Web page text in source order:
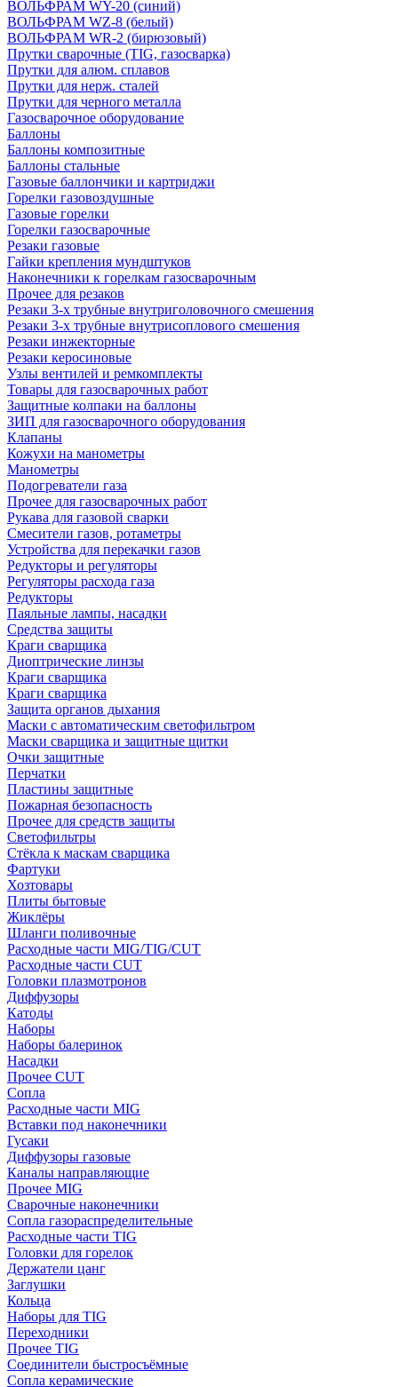
ВОЛЬФРАМ WY-20 (синий)
ВОЛЬФРАМ WZ-8 (белый)
ВОЛЬФРАМ WR-2 (бирюзовый)
Прутки сварочные (TIG, газосварка)
Прутки для алюм. сплавов
Прутки для нерж. сталей
Прутки для черного металла
Газосварочное оборудование
Баллоны
Баллоны композитные
Баллоны стальные
Газовые баллончики и картриджи
Горелки газовоздушные
Газовые горелки
Горелки газосварочные
Резаки газовые
Гайки крепления мундштуков
Наконечники к горелкам газосварочным
Прочее для резаков
Резаки 3-х трубные внутриголовочного смешения
Резаки 3-х трубные внутрисоплового смешения
Резаки инжекторные
Резаки керосиновые
Узлы вентилей и ремкомплекты
Товары для газосварочных работ
Защитные колпаки на баллоны
ЗИП для газосварочного оборудования
Клапаны
Кожухи на манометры
Манометры
Подогреватели газа
Прочее для газосварочных работ
Рукава для газовой сварки
Смесители газов, ротаметры
Устройства для перекачки газов
Редукторы и регуляторы
Регуляторы расхода газа
Редукторы
Паяльные лампы, насадки
Средства защиты
Краги сварщика
Диоптрические линзы
Краги сварщика
Краги сварщика
Защита органов дыхания
Маски с автоматическим светофильтром
Маски сварщика и защитные щитки
Очки защитные
Перчатки
Пластины защитные
Пожарная безопасность
Прочее для средств защиты
Светофильтры
Стёкла к маскам сварщика
Фартуки
Хозтовары
Плиты бытовые
Жиклёры
Шланги поливочные
Расходные части MIG/TIG/CUT
Расходные части CUT
Головки плазмотронов
Диффузоры
Катоды
Наборы
Наборы балеринок
Насадки
Прочее CUT
Сопла
Расходные части MIG
Вставки под наконечники
Гусаки
Диффузоры газовые
Каналы направляющие
Прочее MIG
Сварочные наконечники
Сопла газораспределительные
Расходные части TIG
Головки для горелок
Держатели цанг
Заглушки
Кольца
Наборы для TIG
Переходники
Прочее TIG
Соединители быстросъёмные
Сопла керамические